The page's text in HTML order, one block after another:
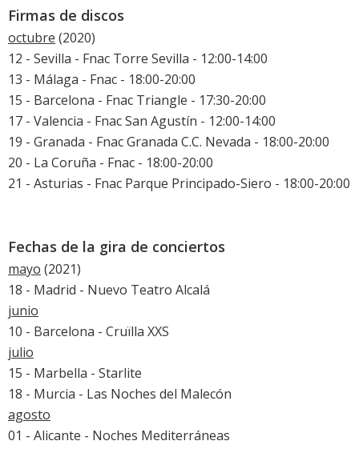
Firmas de discos
octubre (2020)
12 - Sevilla - Fnac Torre Sevilla - 12:00-14:00
13 - Málaga - Fnac - 18:00-20:00
15 - Barcelona - Fnac Triangle - 17:30-20:00
17 - Valencia - Fnac San Agustín - 12:00-14:00
19 - Granada - Fnac Granada C.C. Nevada - 18:00-20:00
20 - La Coruña - Fnac - 18:00-20:00
21 - Asturias - Fnac Parque Principado-Siero - 18:00-20:00
Fechas de la gira de conciertos
mayo (2021)
18 - Madrid - Nuevo Teatro Alcalá
junio
10 - Barcelona - Cruïlla XXS
julio
15 - Marbella - Starlite
18 - Murcia - Las Noches del Malecón
agosto
01 - Alicante - Noches Mediterráneas